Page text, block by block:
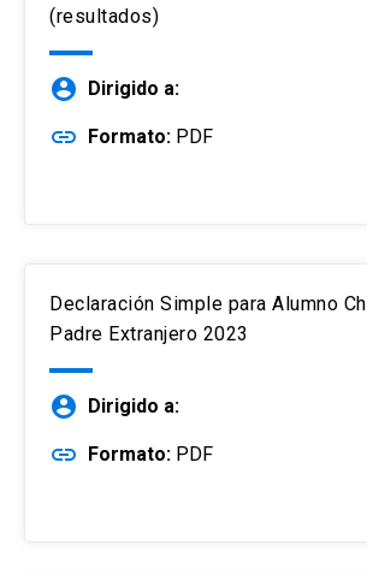
(resultados)
account_circle Dirigido a:
link Formato: PDF
Declaración Simple para Alumno
Padre Extranjero 2023
account_circle Dirigido a:
link Formato: PDF